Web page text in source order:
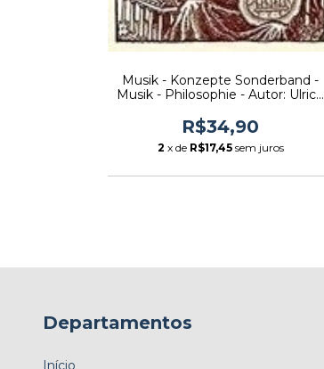
Musik - Konzepte Sonderband -
Musik - Philosophie - Autor: Ulrich
R$34,90
2 x de R$17,45 sem juros
Departamentos
Início